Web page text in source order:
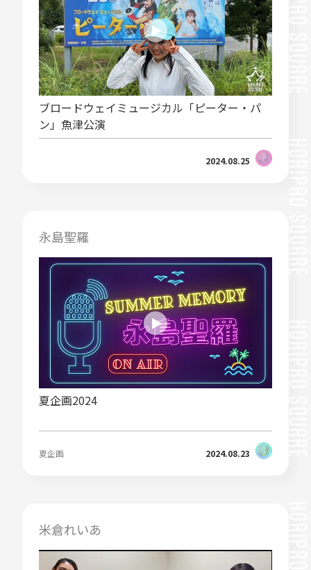
ブロードウェイミュージカル「ピーター・パ
ン」魚津公演
2024.08.25
永島聖羅
夏企画2024
夏企画 2024.08.23
米倉れいあ